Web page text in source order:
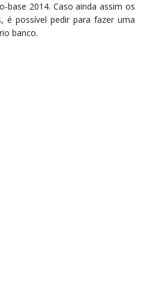
base 2014. Caso ainda assim os
é possível pedir para fazer uma
banco.